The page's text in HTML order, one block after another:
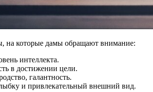
на которые дамы обращают внимание:
интеллекта.
в достижении цели.
галантность.
и привлекательный внешний вид.